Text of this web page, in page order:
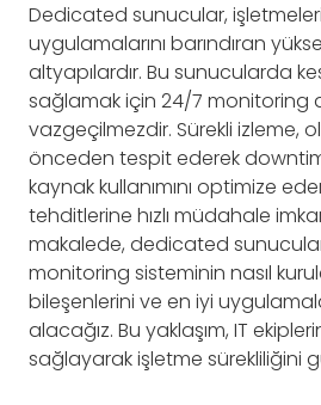
Dedicated sunucular,
uygulamalarını barındıran
altyapılardır. Bu sunucularda
sağlamak için 24/7 monitoring
vazgeçilmezdir. Sürekli izleme,
önceden tespit ederek
kaynak kullanımını optimize
tehditlerine hızlı müdahale
makalede, dedicated
monitoring sisteminin nasıl
bileşenlerini ve en iyi
alacağız. Bu yaklaşım, IT
sağlayarak işletme sürekliliğini